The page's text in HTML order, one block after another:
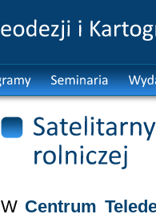
W Centrum